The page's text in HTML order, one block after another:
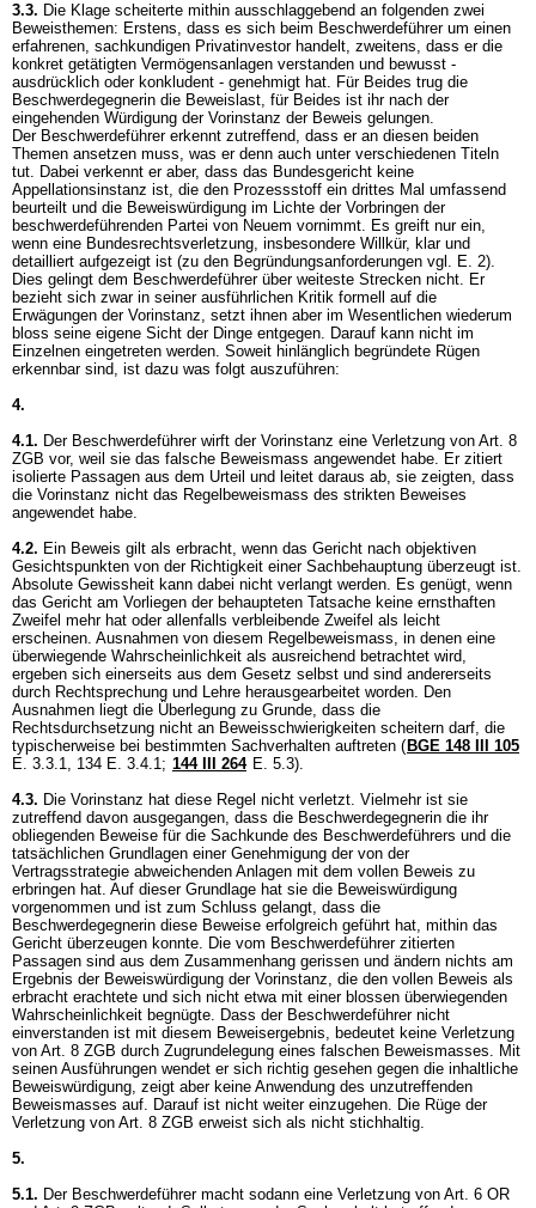
3.3. Die Klage scheiterte mithin ausschlaggebend an folgenden zwei
Beweisthemen: Erstens, dass es sich beim Beschwerdeführer um einen
erfahrenen, sachkundigen Privatinvestor handelt, zweitens, dass er die
konkret getätigten Vermögensanlagen verstanden und bewusst -
ausdrücklich oder konkludent - genehmigt hat. Für Beides trug die
Beschwerdegegnerin die Beweislast, für Beides ist ihr nach der
eingehenden Würdigung der Vorinstanz der Beweis gelungen.
Der Beschwerdeführer erkennt zutreffend, dass er an diesen beiden
Themen ansetzen muss, was er denn auch unter verschiedenen Titeln
tut. Dabei verkennt er aber, dass das Bundesgericht keine
Appellationsinstanz ist, die den Prozessstoff ein drittes Mal umfassend
beurteilt und die Beweiswürdigung im Lichte der Vorbringen der
beschwerdeführenden Partei von Neuem vornimmt. Es greift nur ein,
wenn eine Bundesrechtsverletzung, insbesondere Willkür, klar und
detailliert aufgezeigt ist (zu den Begründungsanforderungen vgl. E. 2).
Dies gelingt dem Beschwerdeführer über weiteste Strecken nicht. Er
bezieht sich zwar in seiner ausführlichen Kritik formell auf die
Erwägungen der Vorinstanz, setzt ihnen aber im Wesentlichen wiederum
bloss seine eigene Sicht der Dinge entgegen. Darauf kann nicht im
Einzelnen eingetreten werden. Soweit hinlänglich begründete Rügen
erkennbar sind, ist dazu was folgt auszuführen:
4.
4.1. Der Beschwerdeführer wirft der Vorinstanz eine Verletzung von Art. 8
ZGB vor, weil sie das falsche Beweismass angewendet habe. Er zitiert
isolierte Passagen aus dem Urteil und leitet daraus ab, sie zeigten, dass
die Vorinstanz nicht das Regelbeweismass des strikten Beweises
angewendet habe.
4.2. Ein Beweis gilt als erbracht, wenn das Gericht nach objektiven
Gesichtspunkten von der Richtigkeit einer Sachbehauptung überzeugt ist.
Absolute Gewissheit kann dabei nicht verlangt werden. Es genügt, wenn
das Gericht am Vorliegen der behaupteten Tatsache keine ernsthaften
Zweifel mehr hat oder allenfalls verbleibende Zweifel als leicht
erscheinen. Ausnahmen von diesem Regelbeweismass, in denen eine
überwiegende Wahrscheinlichkeit als ausreichend betrachtet wird,
ergeben sich einerseits aus dem Gesetz selbst und sind andererseits
durch Rechtsprechung und Lehre herausgearbeitet worden. Den
Ausnahmen liegt die Überlegung zu Grunde, dass die
Rechtsdurchsetzung nicht an Beweisschwierigkeiten scheitern darf, die
typischerweise bei bestimmten Sachverhalten auftreten ( BGE 148 III 105
E. 3.3.1, 134 E. 3.4.1; 144 III 264 E. 5.3).
4.3. Die Vorinstanz hat diese Regel nicht verletzt. Vielmehr ist sie
zutreffend davon ausgegangen, dass die Beschwerdegegnerin die ihr
obliegenden Beweise für die Sachkunde des Beschwerdeführers und die
tatsächlichen Grundlagen einer Genehmigung der von der
Vertragsstrategie abweichenden Anlagen mit dem vollen Beweis zu
erbringen hat. Auf dieser Grundlage hat sie die Beweiswürdigung
vorgenommen und ist zum Schluss gelangt, dass die
Beschwerdegegnerin diese Beweise erfolgreich geführt hat, mithin das
Gericht überzeugen konnte. Die vom Beschwerdeführer zitierten
Passagen sind aus dem Zusammenhang gerissen und ändern nichts am
Ergebnis der Beweiswürdigung der Vorinstanz, die den vollen Beweis als
erbracht erachtete und sich nicht etwa mit einer blossen überwiegenden
Wahrscheinlichkeit begnügte. Dass der Beschwerdeführer nicht
einverstanden ist mit diesem Beweisergebnis, bedeutet keine Verletzung
von Art. 8 ZGB durch Zugrundelegung eines falschen Beweismasses. Mit
seinen Ausführungen wendet er sich richtig gesehen gegen die inhaltliche
Beweiswürdigung, zeigt aber keine Anwendung des unzutreffenden
Beweismasses auf. Darauf ist nicht weiter einzugehen. Die Rüge der
Verletzung von Art. 8 ZGB erweist sich als nicht stichhaltig.
5.
5.1. Der Beschwerdeführer macht sodann eine Verletzung von Art. 6 OR